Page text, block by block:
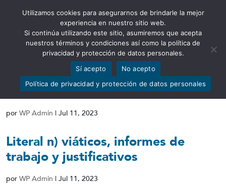
Abrir barra de herramientas
Literal o) Responsable de atender la
información
por WP Admin | Jul 11, 2023
Literal n) viáticos, informes de
trabajo y justificativos
por WP Admin | Jul 11, 2023
Utilizamos cookies para asegurarnos de brindarle la mejor
experiencia en nuestro sitio web.
Si continúa utilizando este sitio, asumiremos que acepta
nuestros términos y condiciones así como la política de
privacidad y protección de datos personales.
Sí acepto
No acepto
Política de privacidad y protección de datos personales